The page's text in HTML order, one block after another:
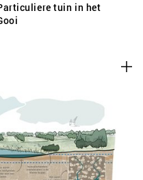
tuin in het